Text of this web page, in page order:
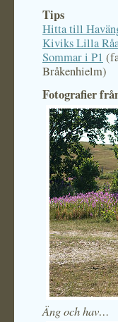
Tips
Hitta till
Kiviks Lilla
Sommar i P1
Bråkenhielm)
Fotografier
Äng och hav…